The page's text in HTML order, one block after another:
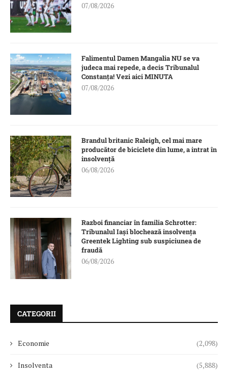
07/08/2026
Falimentul Damen Mangalia NU se va
judeca mai repede, a decis Tribunalul
Constanța! Vezi aici MINUTA
07/08/2026
Brandul britanic Raleigh, cel mai mare
producător de biciclete din lume, a intrat în
insolvență
06/08/2026
Razboi financiar în familia Schrotter:
Tribunalul Iași blochează insolvența
Greentek Lighting sub suspiciunea de
fraudă
06/08/2026
CATEGORII
Economie (2,098)
Insolventa (5,888)